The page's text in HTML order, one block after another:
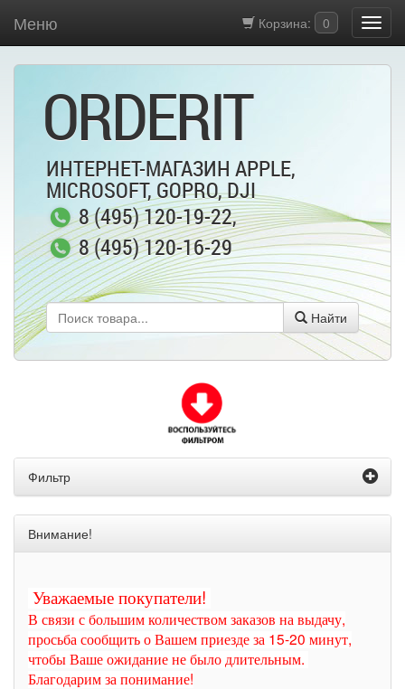
Корзина: 0
Меню
ORDERIT
ИНТЕРНЕТ-МАГАЗИН APPLE,
MICROSOFT, GOPRO, DJI
8 (495) 120-19-22,
8 (495) 120-16-29
Найти
Фильтр
Внимание!
Уважаемые покупатели!
В связи с большим количеством заказов на выдачу,
просьба сообщить о Вашем приезде за 15-20 минут,
чтобы Ваше ожидание не было длительным.
Благодарим за понимание!